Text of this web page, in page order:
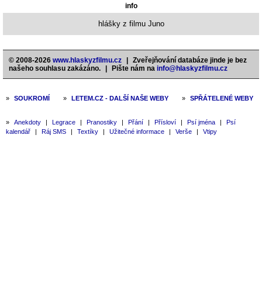
info
hlášky z filmu Juno
© 2008-2026 www.hlaskyzfilmu.cz
Zveřejňování databáze jinde je bez
našeho souhlasu zakázáno.
Pište nám na info@hlaskyzfilmu.cz
» SOUKROMÍ » LETEM.CZ - DALŠÍ NAŠE WEBY » SPŘÁTELENÉ WEBY
» Anekdoty | Legrace | Pranostiky | Přání | Přísloví | Psí jména |
Psí
kalendář
| Ráj SMS | Textíky | Užitečné informace | Verše | Vtipy